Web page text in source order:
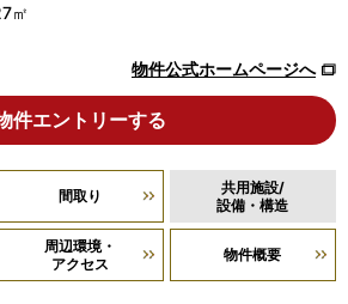
㎡
物件公式ホームページへ
件エントリーする
間取り
共用施設/
設備・構造
周辺環境・
アクセス
物件概要